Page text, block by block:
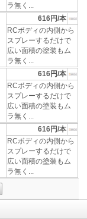
ラ無く...
616円/本
RCボディの内側から
スプレーするだけで
広い面積の塗装もム
ラ無く...
616円/本
RCボディの内側から
スプレーするだけで
広い面積の塗装もム
ラ無く...
616円/本
RCボディの内側から
スプレーするだけで
広い面積の塗装もム
ラ無く...